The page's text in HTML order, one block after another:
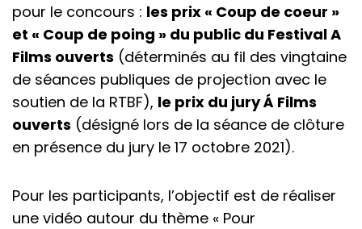
pour le concours : les prix « Coup de coeur »
et « Coup de poing » du public du Festival A
Films ouverts (déterminés au fil des vingtaine
de séances publiques de projection avec le
soutien de la RTBF), le prix du jury Á Films
ouverts (désigné lors de la séance de clôture
en présence du jury le 17 octobre 2021).
Pour les participants, l’objectif est de réaliser
une vidéo autour du thème « Pour